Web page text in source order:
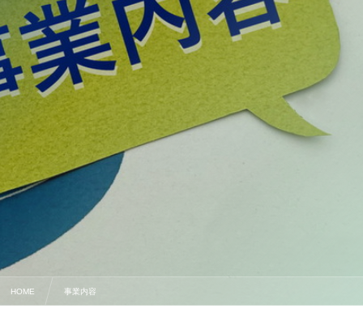
HOME 事業内容